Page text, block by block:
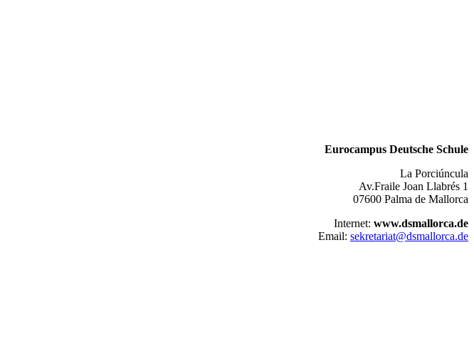
Eurocampus Deutsche Schule
La Porciúncula
Av.Fraile Joan Llabrés 1
07600 Palma de Mallorca
Internet: www.dsmallorca.de
Email: sekretariat@dsmallorca.de